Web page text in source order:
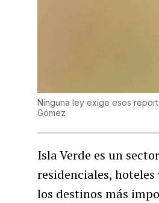
Ninguna ley exige esos
Gómez
Isla Verde es un
residenciales,
los destinos más